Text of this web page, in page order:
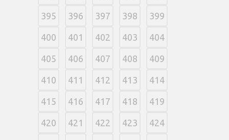
395 396 397 398 399
400 401 402 403 404
405 406 407 408 409
410 411 412 413 414
415 416 417 418 419
420 421 422 423 424